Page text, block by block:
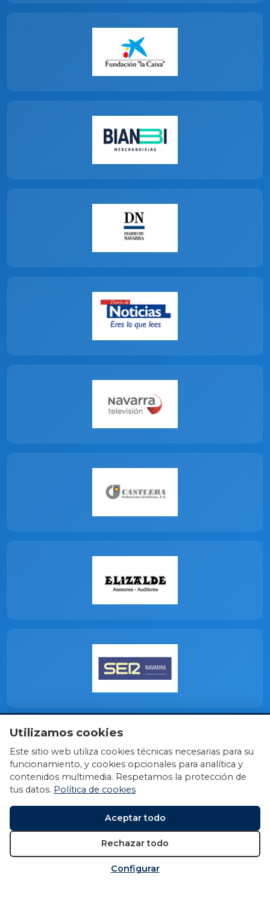
Utilizamos cookies
Este sitio web utiliza cookies técnicas necesarias para su
funcionamiento, y cookies opcionales para analítica y
contenidos multimedia. Respetamos la protección de
tus datos. Política de cookies
Aceptar todo
Rechazar todo
Configurar